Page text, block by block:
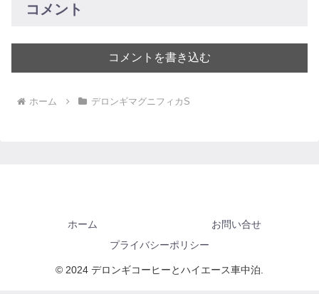
コメント
コメントを書き込む
ホーム デロンギマグニフィカS
ホーム
お問い合せ
プライバシーポリシー
© 2024 デロンギコーヒーとハイエース車中泊.